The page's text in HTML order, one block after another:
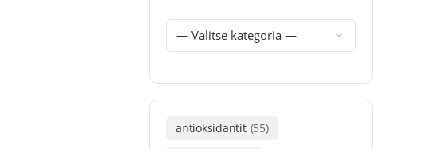
antioksidantit (55)